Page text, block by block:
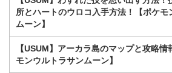
所とハートのウロコ入手方法！【ポケモ
ムーン】
【USUM】アーカラ島のマップと攻略情
モンウルトラサンムーン】